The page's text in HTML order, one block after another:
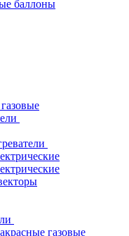
баллоны
газовые